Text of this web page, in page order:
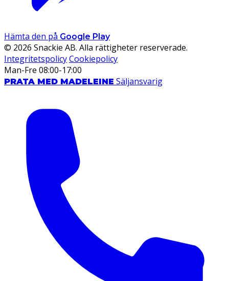
Hämta den på Google Play
© 2026 Snackie AB. Alla rättigheter reserverade.
IntegritetspolicyCookiepolicy
Man-Fre 08:00-17:00
PRATA MED MADELEINE Säljansvarig